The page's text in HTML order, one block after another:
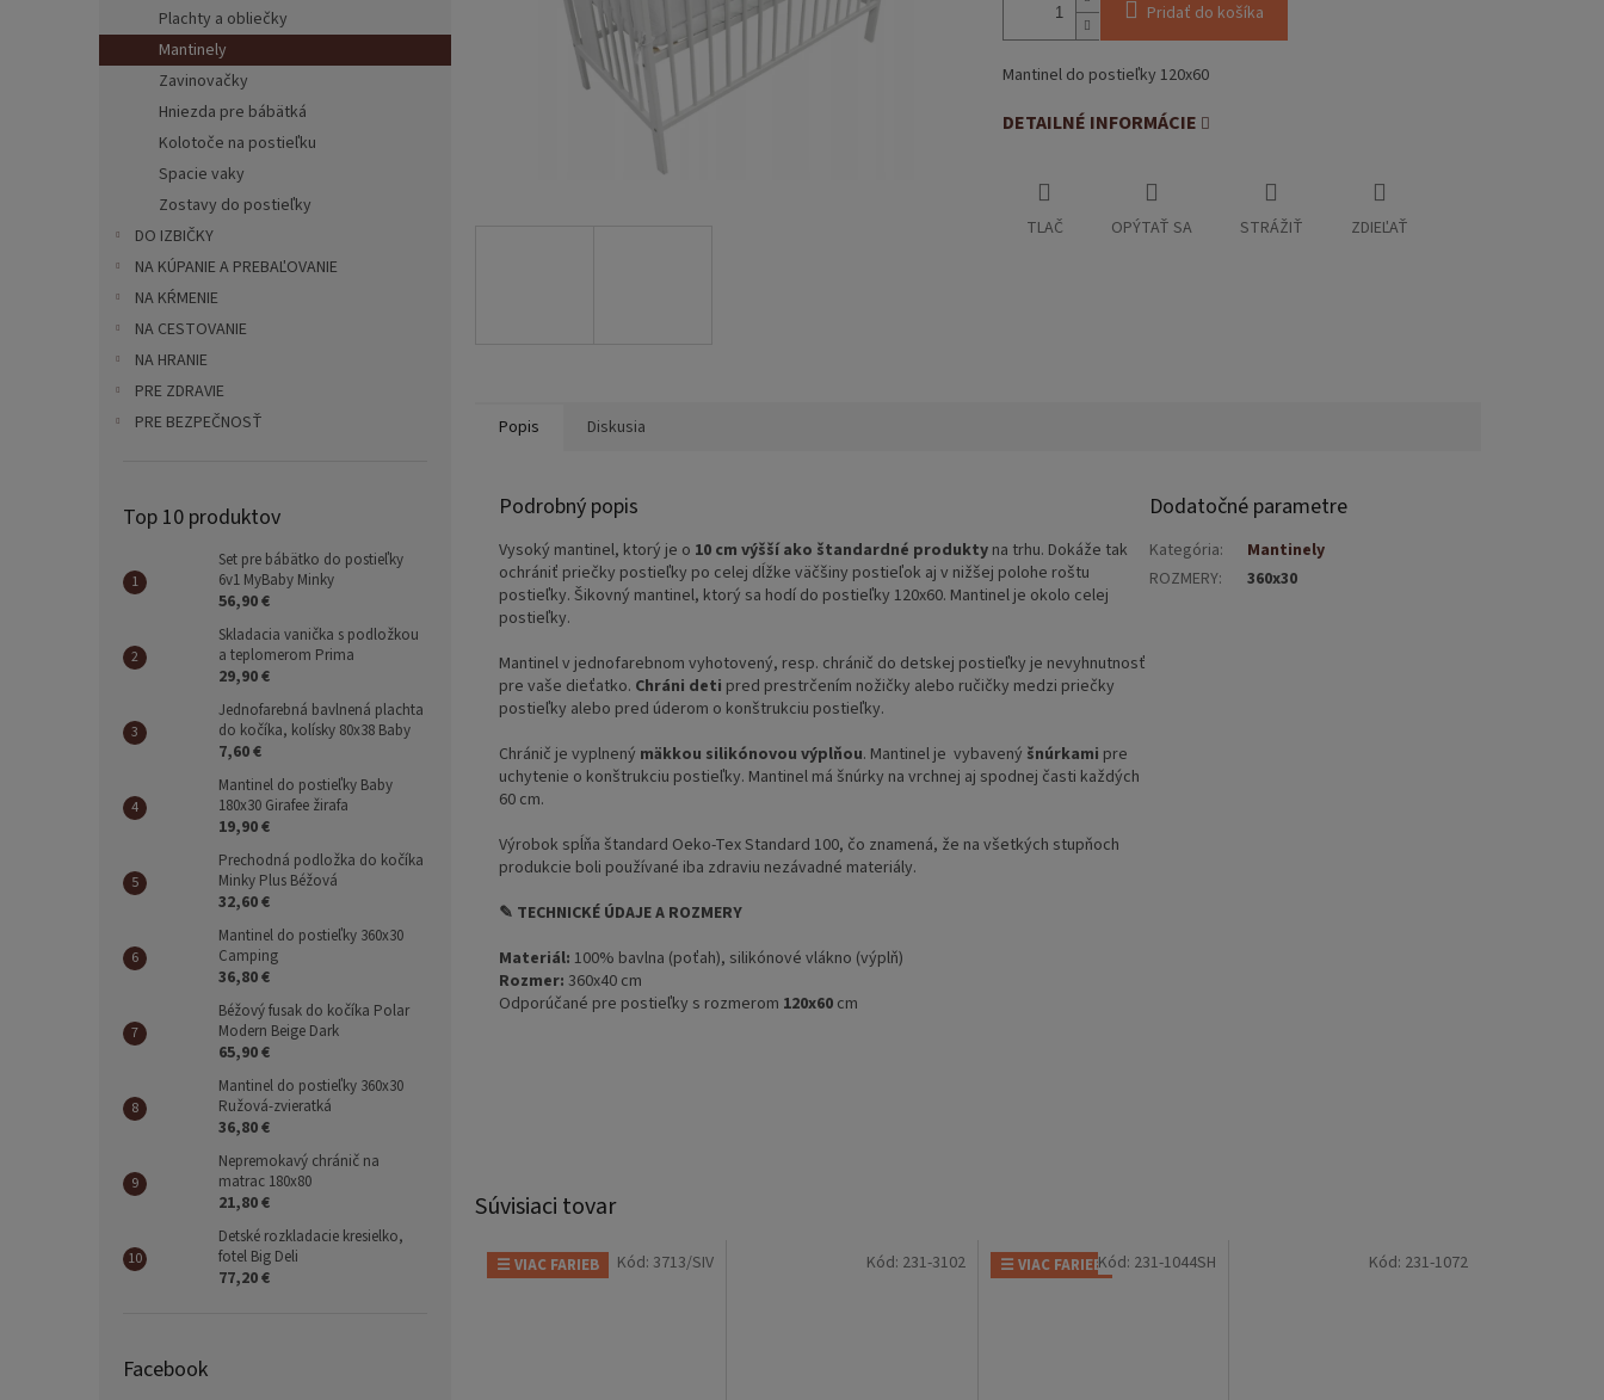
Plachty a obliečky
Mantinely
Zavinovačky
Hniezda pre bábätká
Kolotoče na postieľku
Spacie vaky
Zostavy do postieľky
DO IZBIČKY
NA KÚPANIE A PREBAĽOVANIE
NA KŔMENIE
NA CESTOVANIE
NA HRANIE
PRE ZDRAVIE
PRE BEZPEČNOSŤ
Top 10 produktov
Set pre bábätko do postieľky
6v1 MyBaby Minky
56,90 €
Skladacia vanička s podložkou
a teplomerom Prima
29,90 €
Jednofarebná bavlnená plachta
do kočíka, kolísky 80x38 Baby
7,60 €
Mantinel do postieľky Baby
180x30 Girafee žirafa
19,90 €
Prechodná podložka do kočíka
Minky Plus Béžová
32,60 €
Mantinel do postieľky 360x30
Camping
36,80 €
Béžový fusak do kočíka Polar
Modern Beige Dark
65,90 €
Mantinel do postieľky 360x30
Ružová-zvieratká
36,80 €
Nepremokavý chránič na
matrac 180x80
21,80 €
Detské rozkladacie kresielko,
fotel Big Deli
77,20 €
Facebook
Pridať do košíka
Mantinel do postieľky 120x60
DETAILNÉ INFORMÁCIE
TLAČ OPÝTAŤ SA STRÁŽIŤ ZDIEĽAŤ
Súvisiaci tovar
☰ VIAC FARIEB Kód: 3713/SIV Kód: 231-3102 ☰ VIAC FARIEBKód: 231-1044SH Kód: 231-1072
Popis Diskusia
Podrobný popis
Vysoký mantinel, ktorý je o 10 cm výšší ako štandardné produkty na trhu. Dokáže tak
ochrániť priečky postieľky po celej dĺžke väčšiny postieľok aj v nižšej polohe roštu
postieľky. Šikovný mantinel, ktorý sa hodí do postieľky 120x60. Mantinel je okolo celej
postieľky.
Mantinel v jednofarebnom vyhotovený, resp. chránič do detskej postieľky je nevyhnutnosť
pre vaše dieťatko. Chráni deti pred prestrčením nožičky alebo ručičky medzi priečky
postieľky alebo pred úderom o konštrukciu postieľky.
Chránič je vyplnený mäkkou silikónovou výplňou. Mantinel je vybavený šnúrkami pre
uchytenie o konštrukciu postieľky. Mantinel má šnúrky na vrchnej aj spodnej časti každých
60 cm.
Výrobok spĺňa štandard Oeko-Tex Standard 100, čo znamená, že na všetkých stupňoch
produkcie boli používané iba zdraviu nezávadné materiály.
✎ TECHNICKÉ ÚDAJE A ROZMERY
Materiál: 100% bavlna (poťah), silikónové vlákno (výplň)
Rozmer: 360x40 cm
Odporúčané pre postieľky s rozmerom 120x60 cm
Dodatočné parametre
Kategória:
Mantinely
ROZMERY: 360x30